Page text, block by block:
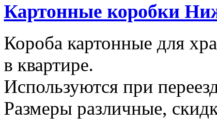
Картонные коробки
Короба картонные для
в квартире.
Используются при
Размеры различные,